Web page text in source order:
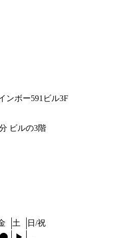
ンボー591ビル3F
ビルの3階
土
日/祝